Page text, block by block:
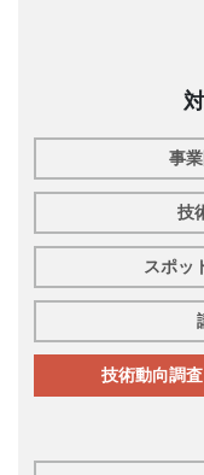
事
技
スポッ
技術動向調